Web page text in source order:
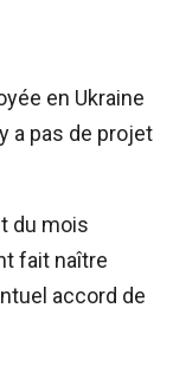
en Ukraine
a pas de projet
du mois
fait naître
accord de